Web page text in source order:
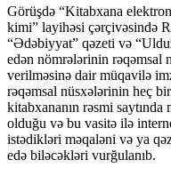
Görüşdə “Kitabxana elektron
kimi” layihəsi çərçivəsində
“Ədəbiyyat” qəzeti və
edən nömrələrinin rəqəmsal
verilməsinə dair müqavilə
rəqəmsal nüsxələrinin heç
kitabxananın rəsmi
olduğu və bu vasitə ilə
istədikləri məqaləni və ya
edə biləcəkləri vurğulanıb.